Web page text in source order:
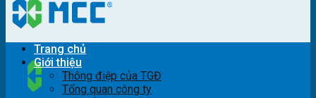
Trang chủ
Giới thiệu
Thông điệp của TGĐ
Tổng quan công ty